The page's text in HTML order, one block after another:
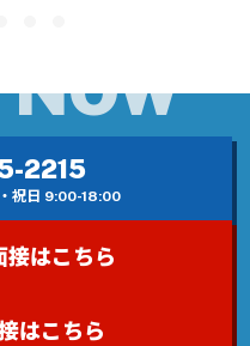
2215
祝日 9:00-18:00
接はこちら
はこちら